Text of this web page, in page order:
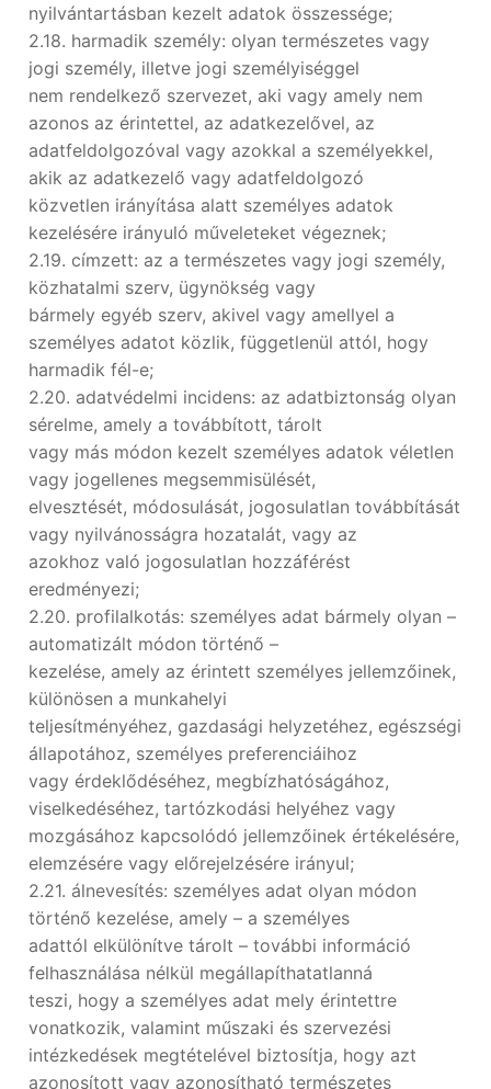
nyilvántartásban kezelt adatok összessége;
2.18. harmadik személy: olyan természetes vagy
jogi személy, illetve jogi személyiséggel
nem rendelkező szervezet, aki vagy amely nem
azonos az érintettel, az adatkezelővel, az
adatfeldolgozóval vagy azokkal a személyekkel,
akik az adatkezelő vagy adatfeldolgozó
közvetlen irányítása alatt személyes adatok
kezelésére irányuló műveleteket végeznek;
2.19. címzett: az a természetes vagy jogi személy,
közhatalmi szerv, ügynökség vagy
bármely egyéb szerv, akivel vagy amellyel a
személyes adatot közlik, függetlenül attól, hogy
harmadik fél-e;
2.20. adatvédelmi incidens: az adatbiztonság olyan
sérelme, amely a továbbított, tárolt
vagy más módon kezelt személyes adatok véletlen
vagy jogellenes megsemmisülését,
elvesztését, módosulását, jogosulatlan továbbítását
vagy nyilvánosságra hozatalát, vagy az
azokhoz való jogosulatlan hozzáférést
eredményezi;
2.20. profilalkotás: személyes adat bármely olyan –
automatizált módon történő –
kezelése, amely az érintett személyes jellemzőinek,
különösen a munkahelyi
teljesítményéhez, gazdasági helyzetéhez, egészségi
állapotához, személyes preferenciáihoz
vagy érdeklődéséhez, megbízhatóságához,
viselkedéséhez, tartózkodási helyéhez vagy
mozgásához kapcsolódó jellemzőinek értékelésére,
elemzésére vagy előrejelzésére irányul;
2.21. álnevesítés: személyes adat olyan módon
történő kezelése, amely – a személyes
adattól elkülönítve tárolt – további információ
felhasználása nélkül megállapíthatatlanná
teszi, hogy a személyes adat mely érintettre
vonatkozik, valamint műszaki és szervezési
intézkedések megtételével biztosítja, hogy azt
azonosított vagy azonosítható természetes